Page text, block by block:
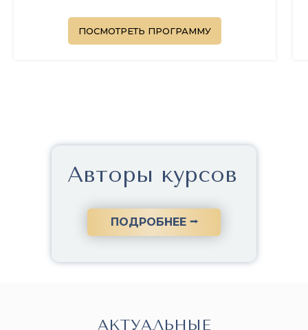
ПОСМОТРЕТЬ ПРОГРАММУ
ПОДРОБНЕЕ ⭢
Авторы курсов
АКТУАЛЬНЫЕ